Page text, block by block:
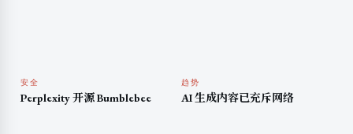
安全
Perplexity 开源 Bumblebee
趋势
AI 生成内容已充斥网络